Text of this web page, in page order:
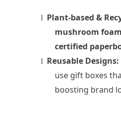
l Plant-based &
mushroom
certified
l Reusable Designs:
use gift boxes
boosting brand